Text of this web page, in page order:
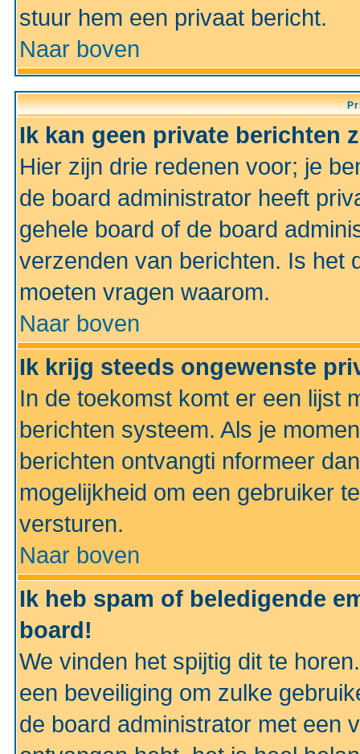
stuur hem een privaat bericht.
Naar boven
Ik kan geen private berichten
Hier zijn drie redenen voor; je
de board administrator heeft
gehele board of de board
verzenden van berichten. Is het
moeten vragen waarom.
Naar boven
Ik krijg steeds ongewenste
In de toekomst komt er een lijst
berichten systeem. Als je
berichten ontvangti nformeer
mogelijkheid om een gebruiker
versturen.
Naar boven
Ik heb spam of beledigende
board!
We vinden het spijtig dit te
een beveiliging om zulke
de board administrator met een